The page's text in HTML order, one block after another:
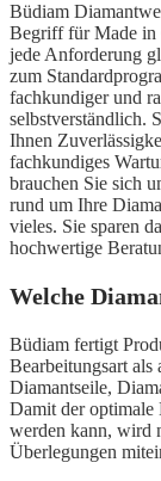
Büdiam
Begriff für Made in
jede Anforderung
zum
fachkundiger und
selbstverständlich.
Ihnen
fachkundiges
brauchen Sie sich
rund um Ihre
vieles. Sie sparen
hochwertige
Welche
Büdiam fertigt
Bearbeitungsart als
Diamantseile,
Damit der optimale
werden kann, wird
Überlegungen